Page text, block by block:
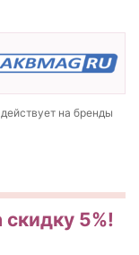
на бренды
5%!